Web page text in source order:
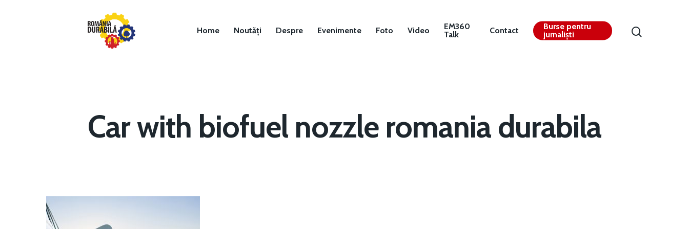
Hit enter to search or ESC to close
Home Noutăți Despre Evenimente Foto Video
EM360
Talk
Contact
Burse pentru
jurnaliști
Car with biofuel nozzle romania durabila